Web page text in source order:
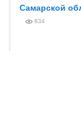
Самарской
834